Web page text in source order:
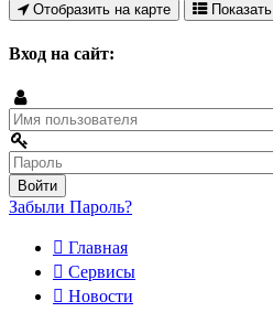
Отобразить на карте
Вход на сайт:
Забыли Пароль?
Главная
Сервисы
Новости